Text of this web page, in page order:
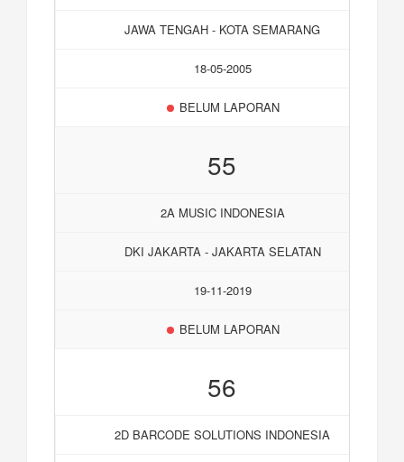
JAWA TENGAH - KOTA SEMARANG
18-05-2005
BELUM LAPORAN
55
2A MUSIC INDONESIA
DKI JAKARTA - JAKARTA SELATAN
19-11-2019
BELUM LAPORAN
56
2D BARCODE SOLUTIONS INDONESIA